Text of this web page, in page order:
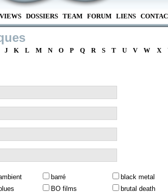
DOSSIERS TEAM FORUM LIENS
J K L M N O P Q R S T U V W X
barré
black metal
blues
BO films
brutal death